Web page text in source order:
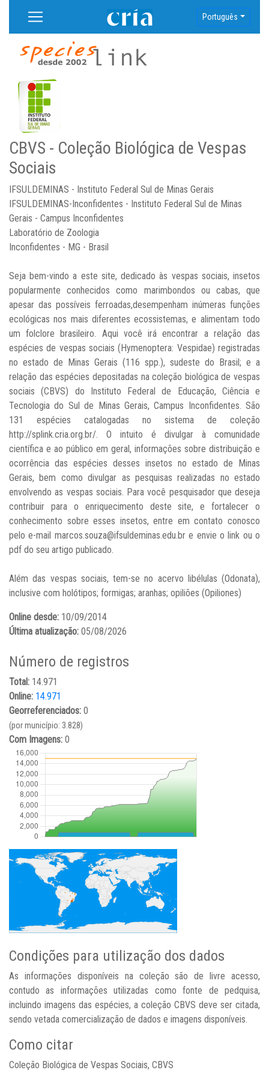
Português
CBVS - Coleção Biológica de Vespas
Sociais
IFSULDEMINAS - Instituto Federal Sul de Minas Gerais
IFSULDEMINAS-Inconfidentes - Instituto Federal Sul de Minas
Gerais - Campus Inconfidentes
Laboratório de Zoologia
Inconfidentes - MG - Brasil
Seja bem-vindo a este site, dedicado às vespas sociais, insetos
popularmente conhecidos como marimbondos ou cabas, que
apesar das possíveis ferroadas,desempenham inúmeras funções
ecológicas nos mais diferentes ecossistemas, e alimentam todo
um folclore brasileiro. Aqui você irá encontrar a relação das
espécies de vespas sociais (Hymenoptera: Vespidae) registradas
no estado de Minas Gerais (116 spp.), sudeste do Brasil; e a
relação das espécies depositadas na coleção biológica de vespas
sociais (CBVS) do Instituto Federal de Educação, Ciência e
Tecnologia do Sul de Minas Gerais, Campus Inconfidentes. São
131 espécies catalogadas no sistema de coleção
http://splink.cria.org.br/. O intuito é divulgar à comunidade
científica e ao público em geral, informações sobre distribuição e
ocorrência das espécies desses insetos no estado de Minas
Gerais, bem como divulgar as pesquisas realizadas no estado
envolvendo as vespas sociais. Para você pesquisador que deseja
contribuir para o enriquecimento deste site, e fortalecer o
conhecimento sobre esses insetos, entre em contato conosco
pelo e-mail marcos.souza@ifsuldeminas.edu.br e envie o link ou o
pdf do seu artigo publicado.
Além das vespas sociais, tem-se no acervo libélulas (Odonata),
inclusive com holótipos; formigas; aranhas; opiliões (Opiliones)
Online desde: 10/09/2014
Última atualização: 05/08/2026
Número de registros
Total: 14.971
Online: 14.971
Georreferenciados: 0
(por município: 3.828)
Com Imagens: 0
Condições para utilização dos dados
As informações disponíveis na coleção são de livre acesso,
contudo as informações utilizadas como fonte de pedquisa,
incluindo imagens das espécies, a coleção CBVS deve ser citada,
sendo vetada comercialização de dados e imagens disponíveis.
Como citar
Coleção Biológica de Vespas Sociais, CBVS